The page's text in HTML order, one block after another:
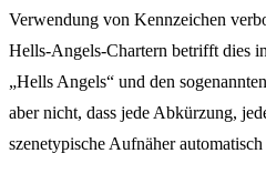
Verwendung von Kennzeichen
Hells-Angels-Chartern betrifft dies
„Hells Angels“ und den
aber nicht, dass jede Abkürzung,
szenetypische Aufnäher